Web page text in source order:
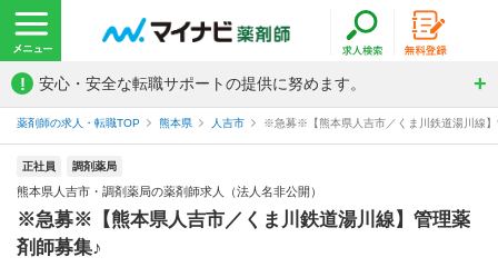
! 安心・安全な転職サポートの提供に努めます。
薬剤師の求人・転職TOP 熊本県 人吉市 ※急募※【熊本県人吉市／くま川鉄道湯川線
正社員 調剤薬局
熊本県人吉市・調剤薬局の薬剤師求人（法人名非公開）
※急募※【熊本県人吉市／くま川鉄道湯川線】管理薬
剤師募集♪